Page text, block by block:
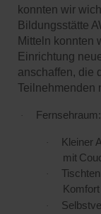
konnten wir
Bildungsstätte
Mitteln konnten
Einrichtung
anschaffen, die
Teilnehmenden
·
·
Kleiner
mit
·
Komfort
·